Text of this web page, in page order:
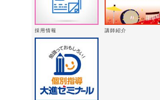
採用情報 講師紹介